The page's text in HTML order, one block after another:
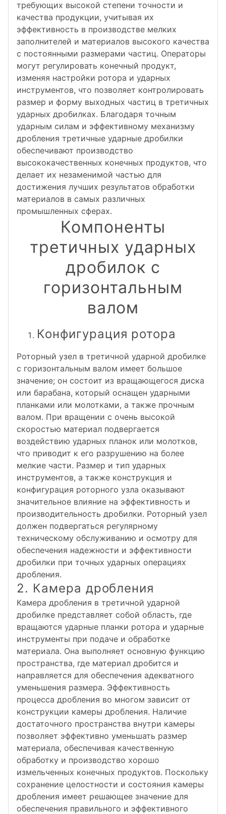
требующих высокой степени точности и
качества продукции, учитывая их
эффективность в производстве мелких
заполнителей и материалов высокого качества
с постоянными размерами частиц. Операторы
могут регулировать конечный продукт,
изменяя настройки ротора и ударных
инструментов, что позволяет контролировать
размер и форму выходных частиц в третичных
ударных дробилках. Благодаря точным
ударным силам и эффективному механизму
дробления третичные ударные дробилки
обеспечивают производство
высококачественных конечных продуктов, что
делает их незаменимой частью для
достижения лучших результатов обработки
материалов в самых различных
промышленных сферах.
Компоненты
третичных ударных
дробилок с
горизонтальным
валом
Конфигурация ротора
Роторный узел в третичной ударной дробилке
с горизонтальным валом имеет большое
значение; он состоит из вращающегося диска
или барабана, который оснащен ударными
планками или молотками, а также прочным
валом. При вращении с очень высокой
скоростью материал подвергается
воздействию ударных планок или молотков,
что приводит к его разрушению на более
мелкие части. Размер и тип ударных
инструментов, а также конструкция и
конфигурация роторного узла оказывают
значительное влияние на эффективность и
производительность дробилки. Роторный узел
должен подвергаться регулярному
техническому обслуживанию и осмотру для
обеспечения надежности и эффективности
дробилки при точных ударных операциях
дробления.
2. Камера дробления
Камера дробления в третичной ударной
дробилке представляет собой область, где
вращаются ударные планки ротора и ударные
инструменты при подаче и обработке
материала. Она выполняет основную функцию
пространства, где материал дробится и
направляется для обеспечения адекватного
уменьшения размера. Эффективность
процесса дробления во многом зависит от
конструкции камеры дробления. Наличие
достаточного пространства внутри камеры
позволяет эффективно уменьшать размер
материала, обеспечивая качественную
обработку и производство хорошо
измельченных конечных продуктов. Поскольку
сохранение целостности и состояния камеры
дробления имеет решающее значение для
обеспечения правильного и эффективного